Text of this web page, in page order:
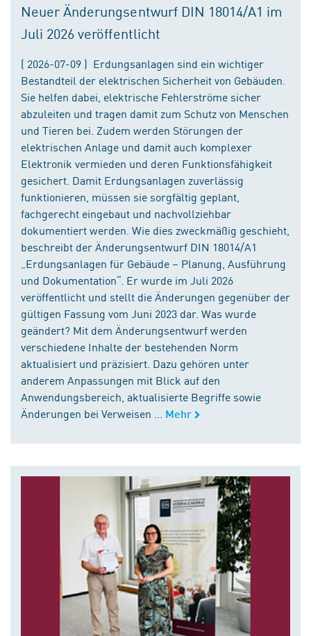
Neuer Änderungsentwurf DIN 18014/A1 im
Juli 2026 veröffentlicht
( 2026-07-09 ) Erdungsanlagen sind ein wichtiger
Bestandteil der elektrischen Sicherheit von Gebäuden.
Sie helfen dabei, elektrische Fehlerströme sicher
abzuleiten und tragen damit zum Schutz von Menschen
und Tieren bei. Zudem werden Störungen der
elektrischen Anlage und damit auch komplexer
Elektronik vermieden und deren Funktionsfähigkeit
gesichert. Damit Erdungsanlagen zuverlässig
funktionieren, müssen sie sorgfältig geplant,
fachgerecht eingebaut und nachvollziehbar
dokumentiert werden. Wie dies zweckmäßig geschieht,
beschreibt der Änderungsentwurf DIN 18014/A1
„Erdungsanlagen für Gebäude – Planung, Ausführung
und Dokumentation“. Er wurde im Juli 2026
veröffentlicht und stellt die Änderungen gegenüber der
gültigen Fassung vom Juni 2023 dar. Was wurde
geändert? Mit dem Änderungsentwurf werden
verschiedene Inhalte der bestehenden Norm
aktualisiert und präzisiert. Dazu gehören unter
anderem Anpassungen mit Blick auf den
Anwendungsbereich, aktualisierte Begriffe sowie
Änderungen bei Verweisen ...
Mehr